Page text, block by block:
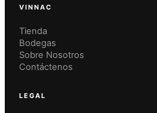
VINNAC
Tienda
Bodegas
Sobre Nosotros
Contáctenos
LEGAL